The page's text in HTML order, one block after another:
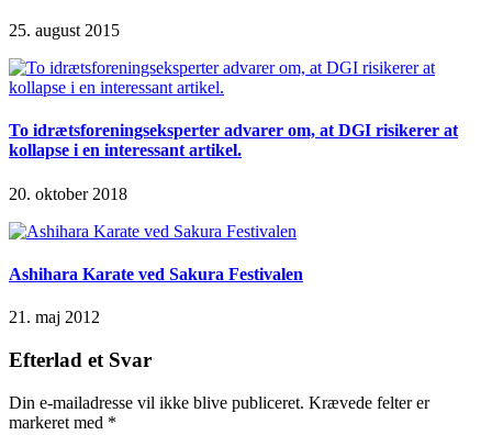
25. august 2015
To idrætsforeningseksperter advarer om, at DGI risikerer at
kollapse i en interessant artikel.
20. oktober 2018
Ashihara Karate ved Sakura Festivalen
21. maj 2012
Efterlad et Svar
Din e-mailadresse vil ikke blive publiceret. Krævede felter er
markeret med *